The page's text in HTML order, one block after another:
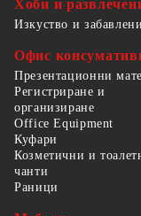
Хоби и
Изкуство и
Офис
Презентационни
Регистриране и
организиране
Office Equipment
Куфари
Козметични и
чанти
Раници